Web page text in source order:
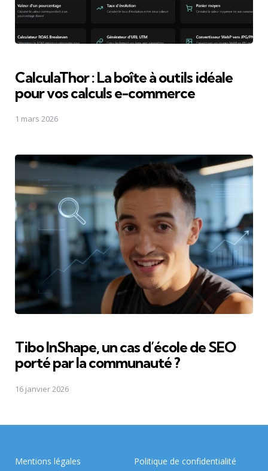
CalculaThor : La boîte à outils idéale
pour vos calculs e-commerce
1 mars 2026
Tibo InShape, un cas d’école de SEO
porté par la communauté ?
16 janvier 2026
Mentions légales
Politique de confidentialité